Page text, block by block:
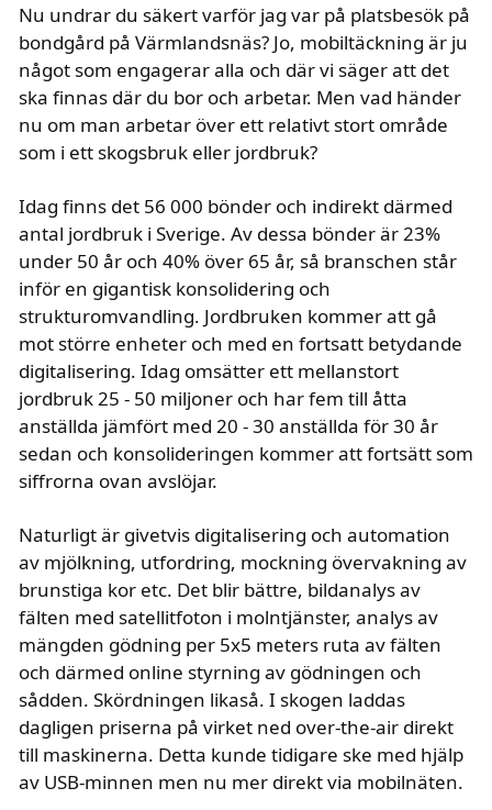
Nu undrar du säkert varför jag var på platsbesök på
bondgård på Värmlandsnäs? Jo, mobiltäckning är ju
något som engagerar alla och där vi säger att det
ska finnas där du bor och arbetar. Men vad händer
nu om man arbetar över ett relativt stort område
som i ett skogsbruk eller jordbruk?
Idag finns det 56 000 bönder och indirekt därmed
antal jordbruk i Sverige. Av dessa bönder är 23%
under 50 år och 40% över 65 år, så branschen står
inför en gigantisk konsolidering och
strukturomvandling. Jordbruken kommer att gå
mot större enheter och med en fortsatt betydande
digitalisering. Idag omsätter ett mellanstort
jordbruk 25 - 50 miljoner och har fem till åtta
anställda jämfört med 20 - 30 anställda för 30 år
sedan och konsolideringen kommer att fortsätt som
siffrorna ovan avslöjar.
Naturligt är givetvis digitalisering och automation
av mjölkning, utfordring, mockning övervakning av
brunstiga kor etc. Det blir bättre, bildanalys av
fälten med satellitfoton i molntjänster, analys av
mängden gödning per 5x5 meters ruta av fälten
och därmed online styrning av gödningen och
sådden. Skördningen likaså. I skogen laddas
dagligen priserna på virket ned over-the-air direkt
till maskinerna. Detta kunde tidigare ske med hjälp
av USB-minnen men nu mer direkt via mobilnäten.